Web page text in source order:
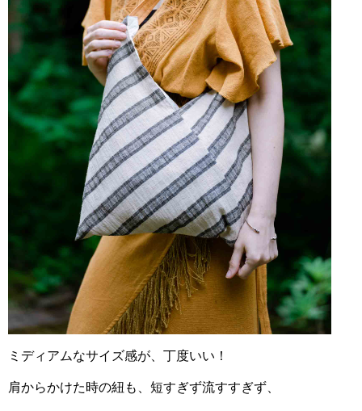
ミディアムなサイズ感が、丁度いい！
肩からかけた時の紐も、短すぎず流すすぎず、